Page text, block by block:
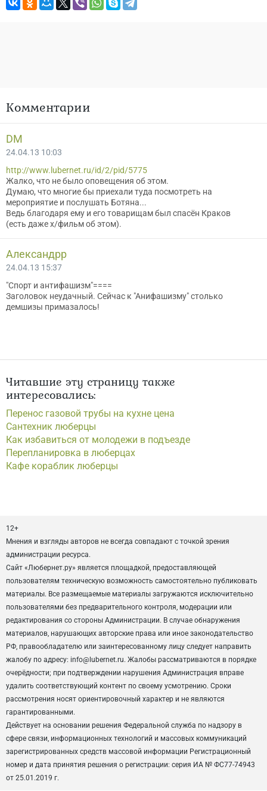
Комментарии
DM
24.04.13 10:03
http://www.lubernet.ru/id/2/pid/5775
Жалко, что не было оповещения об этом.
Думаю, что многие бы приехали туда посмотреть на
мероприятие и послушать Ботяна...
Ведь благодаря ему и его товарищам был спасён Краков
(есть даже х/фильм об этом).
Александрр
24.04.13 15:37
"Спорт и антифашизм"====
Заголовок неудачный. Сейчас к "Анифашизму" столько
демшизы примазалось!
Читавшие эту страницу также
интересовались:
Перенос газовой трубы на кухне цена
Сантехник люберцы
Как избавиться от молодежи в подъезде
Перепланировка в люберцах
Кафе кораблик люберцы
12+
Мнения и взгляды авторов не всегда совпадают с точкой зрения
администрации ресурса.
Сайт «Любернет.ру» является площадкой, предоставляющей
пользователям техническую возможность самостоятельно публиковать
материалы. Все размещаемые материалы загружаются исключительно
пользователями без предварительного контроля, модерации или
редактирования со стороны Администрации. В случае обнаружения
материалов, нарушающих авторские права или иное законодательство
РФ, правообладателю или заинтересованному лицу следует направить
жалобу по адресу: info@lubernet.ru. Жалобы рассматриваются в порядке
очерёдности; при подтверждении нарушения Администрация вправе
удалить соответствующий контент по своему усмотрению. Сроки
рассмотрения носят ориентировочный характер и не являются
гарантированными.
Действует на основании решения Федеральной служба по надзору в
сфере связи, информационных технологий и массовых коммуникаций
зарегистрированных средств массовой информации Регистрационный
номер и дата принятия решения о регистрации: серия ИА № ФС77-74943
от 25.01.2019 г.